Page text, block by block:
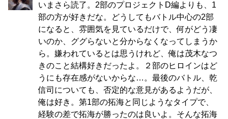
いまさら読了。2部のプロジェクトD編よりも、1
部の方が好きだな。どうしてもバトル中心の2部
になると、雰囲気を見ているだけで、何がどう凄
いのか、ググらないと分からなくなってしまうか
ら。嫌われているとは思うけれど、俺は茂木なつ
きのこと結構好きだったよ。２部のヒロインはど
うにも存在感がないからな…。最後のバトル、乾
信司についても、否定的な意見があるようだが、
俺は好き。第1部の拓海と同じようなタイプで、
経験の差で拓海が勝ったのは良いよ。そんな拓海